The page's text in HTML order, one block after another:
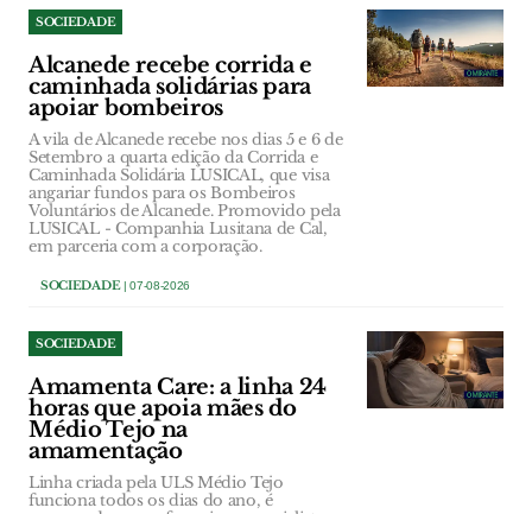
SOCIEDADE
Alcanede recebe corrida e
caminhada solidárias para
apoiar bombeiros
A vila de Alcanede recebe nos dias 5 e 6 de
Setembro a quarta edição da Corrida e
Caminhada Solidária LUSICAL, que visa
angariar fundos para os Bombeiros
Voluntários de Alcanede. Promovido pela
LUSICAL - Companhia Lusitana de Cal,
em parceria com a corporação.
SOCIEDADE| 07-08-2026
SOCIEDADE
Amamenta Care: a linha 24
horas que apoia mães do
Médio Tejo na
amamentação
Linha criada pela ULS Médio Tejo
funciona todos os dias do ano, é